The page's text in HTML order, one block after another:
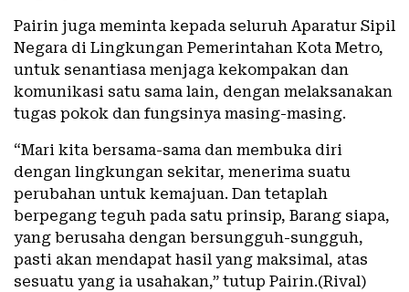
Pairin juga meminta kepada seluruh Aparatur Sipil
Negara di Lingkungan Pemerintahan Kota Metro,
untuk senantiasa menjaga kekompakan dan
komunikasi satu sama lain, dengan melaksanakan
tugas pokok dan fungsinya masing-masing.
“Mari kita bersama-sama dan membuka diri
dengan lingkungan sekitar, menerima suatu
perubahan untuk kemajuan. Dan tetaplah
berpegang teguh pada satu prinsip, Barang siapa,
yang berusaha dengan bersungguh-sungguh,
pasti akan mendapat hasil yang maksimal, atas
sesuatu yang ia usahakan,” tutup Pairin.(Rival)